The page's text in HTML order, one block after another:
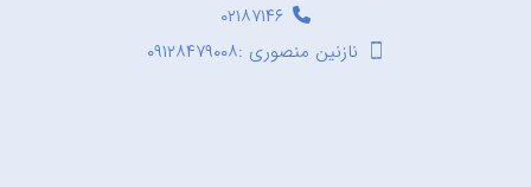
۰۲۱۸۷۱۴۶
نازنین منصوری :۰۹۱۲۸۴۷۹۰۰۸